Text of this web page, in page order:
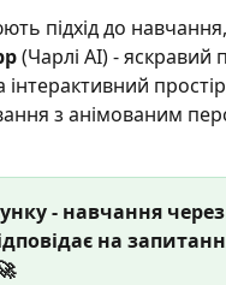
підхід до
(Чарлі АІ) -
з анімованим
- навчання
на